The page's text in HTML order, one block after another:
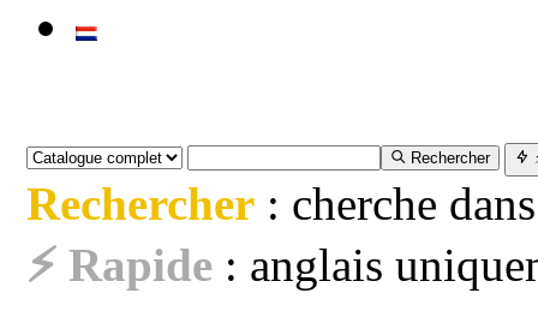
Rechercher
Rechercher : cherche
⚡ Rapide : anglais